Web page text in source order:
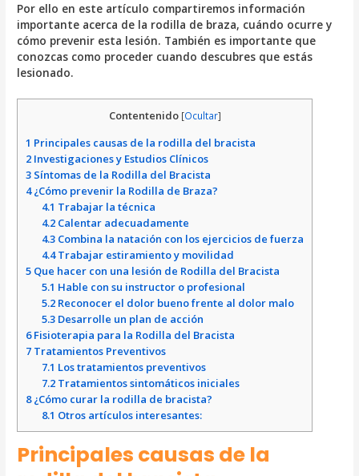
Por ello en este artículo compartiremos información
importante acerca de la rodilla de braza, cuándo ocurre y
cómo prevenir esta lesión. También es importante que
conozcas como proceder cuando descubres que estás
lesionado.
Contentenido [Ocultar]
1 Principales causas de la rodilla del bracista
2 Investigaciones y Estudios Clínicos
3 Síntomas de la Rodilla del Bracista
4¿Cómo prevenir la Rodilla de Braza?
4.1 Trabajar la técnica
4.2Calentar adecuadamente
4.3Combina la natación con los ejercicios de fuerza
4.4Trabajar estiramiento y movilidad
5 Que hacer con una lesión de Rodilla del Bracista
5.1 Hable con su instructor o profesional
5.2Reconocer el dolor bueno frente al dolor malo
5.3Desarrolle un plan de acción
6Fisioterapia para la Rodilla del Bracista
7 Tratamientos Preventivos
7.1 Los tratamientos preventivos
7.2Tratamientos sintomáticos iniciales
8¿Cómo curar la rodilla de bracista?
8.1 Otros artículos interesantes:
Principales causas de la